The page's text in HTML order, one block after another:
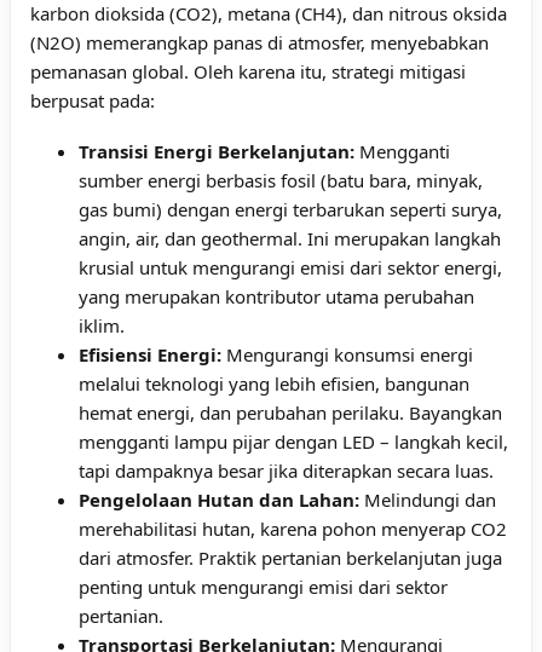
karbon dioksida (CO2), metana (CH4), dan nitrous oksida
(N2O) memerangkap panas di atmosfer, menyebabkan
pemanasan global. Oleh karena itu, strategi mitigasi
berpusat pada:
Transisi Energi Berkelanjutan: Mengganti
sumber energi berbasis fosil (batu bara, minyak,
gas bumi) dengan energi terbarukan seperti surya,
angin, air, dan geothermal. Ini merupakan langkah
krusial untuk mengurangi emisi dari sektor energi,
yang merupakan kontributor utama perubahan
iklim.
Efisiensi Energi: Mengurangi konsumsi energi
melalui teknologi yang lebih efisien, bangunan
hemat energi, dan perubahan perilaku. Bayangkan
mengganti lampu pijar dengan LED – langkah kecil,
tapi dampaknya besar jika diterapkan secara luas.
Pengelolaan Hutan dan Lahan: Melindungi dan
merehabilitasi hutan, karena pohon menyerap CO2
dari atmosfer. Praktik pertanian berkelanjutan juga
penting untuk mengurangi emisi dari sektor
pertanian.
Transportasi Berkelanjutan: Mengurangi